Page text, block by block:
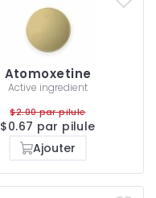
Atomoxetine
Active ingredient
$2.00 par pilule
$0.67 par pilule
Ajouter